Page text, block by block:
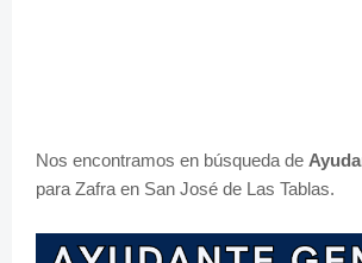
Nos encontramos en búsqueda de
para Zafra en San José de Las Tablas.